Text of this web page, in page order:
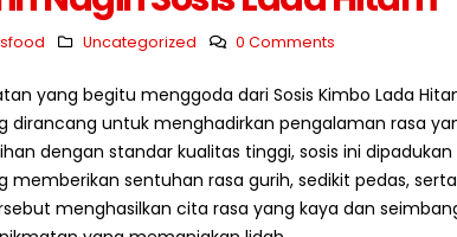
Uncategorized 0 Comments
yang begitu menggoda dari Sosis Kimbo Lada
dirancang untuk menghadirkan pengalaman rasa
dengan standar kualitas tinggi, sosis ini
memberikan sentuhan rasa gurih, sedikit pedas,
menghasilkan cita rasa yang kaya dan
Bahan Baku
Berkualitas untuk
Juli 6, 2026
Cara Memulai
dengan Supplier
Juli 5, 2026